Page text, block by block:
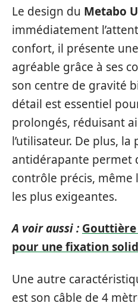
Le design du Metabo
immédiatement
confort, il présente
agréable grâce à ses
son centre de gravité
détail est essentiel
prolongés, réduisant
l’utilisateur. De plus, la
antidérapante permet
contrôle précis,
les plus exigeantes.
A voir aussi :
pour une fixation
Une autre
est son câble de 4